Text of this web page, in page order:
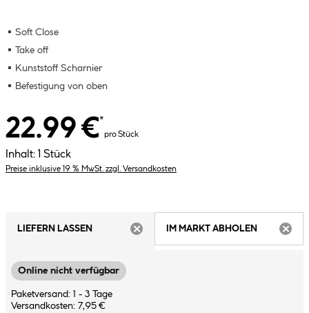
Soft Close
Take off
Kunststoff Scharnier
Befestigung von oben
22.99 €*
pro Stück
Inhalt: 1 Stück
Preise inklusive 19 % MwSt. zzgl. Versandkosten
LIEFERN LASSEN
IM MARKT ABHOLEN
Online nicht verfügbar
Paketversand: 1 - 3 Tage
Versandkosten: 7,95 €